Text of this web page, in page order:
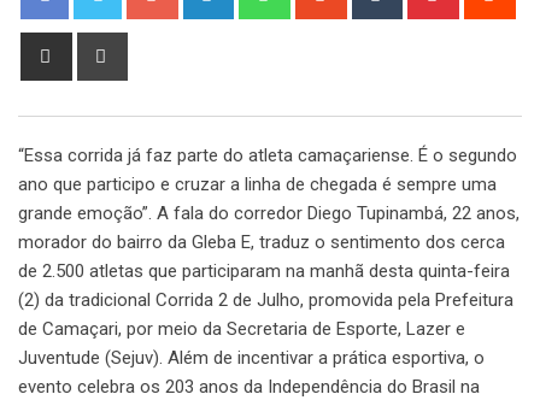
Share
“Essa corrida já faz parte do atleta camaçariense. É o segundo
ano que participo e cruzar a linha de chegada é sempre uma
grande emoção”. A fala do corredor Diego Tupinambá, 22 anos,
morador do bairro da Gleba E, traduz o sentimento dos cerca
de 2.500 atletas que participaram na manhã desta quinta-feira
(2) da tradicional Corrida 2 de Julho, promovida pela Prefeitura
de Camaçari, por meio da Secretaria de Esporte, Lazer e
Juventude (Sejuv). Além de incentivar a prática esportiva, o
evento celebra os 203 anos da Independência do Brasil na